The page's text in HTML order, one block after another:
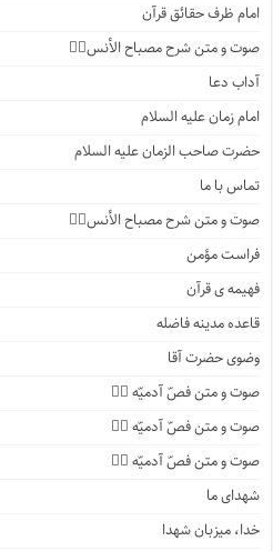
امام ظرف حقائق قرآن
صوت و متن شرح مصباح الأنس۲️⃣
آداب دعا
امام زمان علیه السلام
حضرت صاحب الزمان علیه السلام
تماس با ما
صوت و متن شرح مصباح الأنس۱️⃣
فراست مؤمن
فهیمه ی قرآن
قاعده مدینه فاضله
وضوی حضرت آقا
صوت و متن فصّ آدمیّه ۴️⃣
صوت و متن فصّ آدمیّه ۳️⃣
صوت و متن فصّ آدمیّه ۲️⃣
شهدای ما
خدا، میزبان شهدا